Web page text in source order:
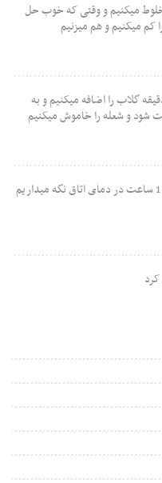
میکنیم و وقتی که خوب حل
کم میکنیم و هم میزنیم
اضافه میکنیم و هم میزنیم و بعد از 2 دقیقه گلاب را اضافه میکنیم و به
مخلوط را در ظرف مورد نظر ریخته و به مدت 1 ساعت در دمای اتاق نگه میداریم